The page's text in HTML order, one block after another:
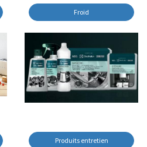
Froid
Produits entretien